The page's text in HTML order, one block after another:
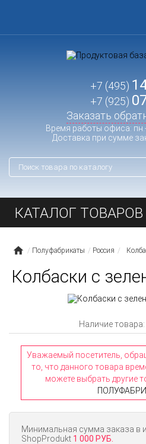
+7 (495)
+7 (925)
Заказать
Время работы офиса:
Доставка при сумме
КАТАЛОГ ТОВАРОВ
Полуфабрикаты Россия
Колбаски с
Наличие
Уважаемый посетитель,
то, что данного товара
можете выбрать другие
Минимальная сумма заказа в
ShopProdukt 1 000 РУБ.